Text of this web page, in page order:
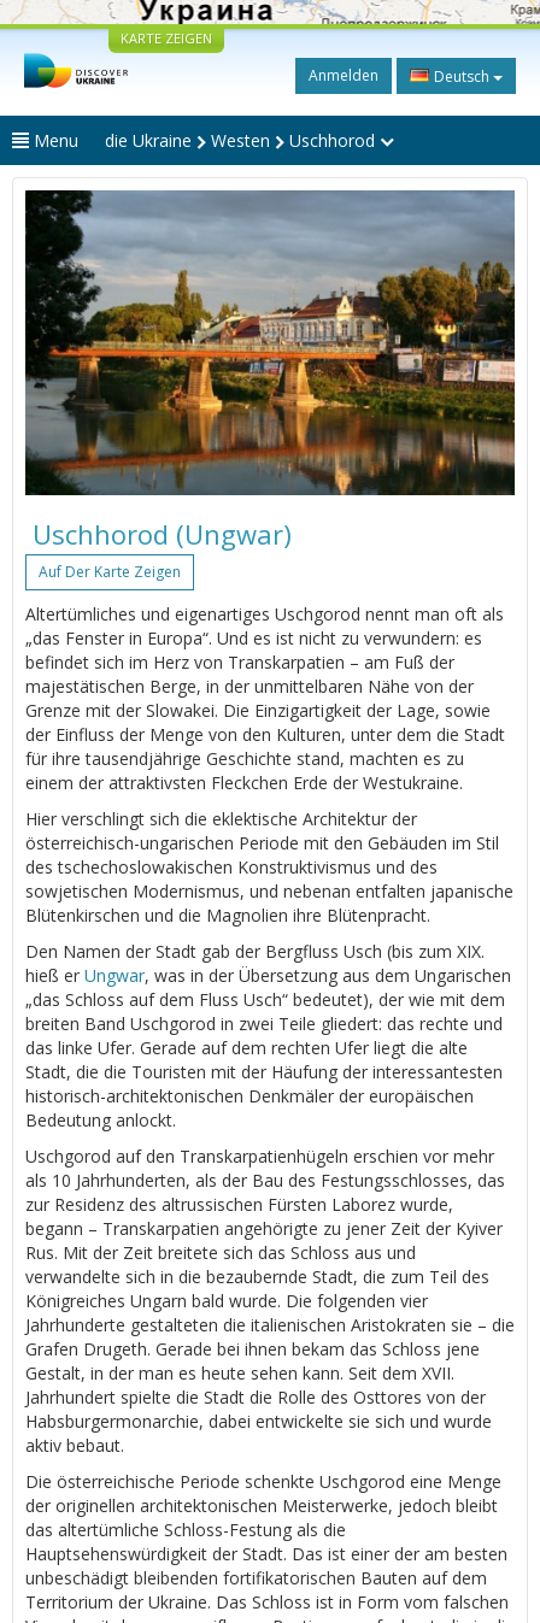
KARTE ZEIGEN
Anmelden Deutsch
Menu die Ukraine Westen Uschhorod
Uschhorod (Ungwar)
Auf Der Karte Zeigen
Altertümliches und eigenartiges Uschgorod nennt man oft als
„das Fenster in Europa“. Und es ist nicht zu verwundern: es
befindet sich im Herz von Transkarpatien – am Fuß der
majestätischen Berge, in der unmittelbaren Nähe von der
Grenze mit der Slowakei. Die Einzigartigkeit der Lage, sowie
der Einfluss der Menge von den Kulturen, unter dem die Stadt
für ihre tausendjährige Geschichte stand, machten es zu
einem der attraktivsten Fleckchen Erde der Westukraine.
Hier verschlingt sich die eklektische Architektur der
österreichisch-ungarischen Periode mit den Gebäuden im Stil
des tschechoslowakischen Konstruktivismus und des
sowjetischen Modernismus, und nebenan entfalten japanische
Blütenkirschen und die Magnolien ihre Blütenpracht.
Den Namen der Stadt gab der Bergfluss Usch (bis zum XIX.
hieß er Ungwar, was in der Übersetzung aus dem Ungarischen
„das Schloss auf dem Fluss Usch“ bedeutet), der wie mit dem
breiten Band Uschgorod in zwei Teile gliedert: das rechte und
das linke Ufer. Gerade auf dem rechten Ufer liegt die alte
Stadt, die die Touristen mit der Häufung der interessantesten
historisch-architektonischen Denkmäler der europäischen
Bedeutung anlockt.
Uschgorod auf den Transkarpatienhügeln erschien vor mehr
als 10 Jahrhunderten, als der Bau des Festungsschlosses, das
zur Residenz des altrussischen Fürsten Laborez wurde,
begann – Transkarpatien angehörigte zu jener Zeit der Kyiver
Rus. Mit der Zeit breitete sich das Schloss aus und
verwandelte sich in die bezaubernde Stadt, die zum Teil des
Königreiches Ungarn bald wurde. Die folgenden vier
Jahrhunderte gestalteten die italienischen Aristokraten sie – die
Grafen Drugeth. Gerade bei ihnen bekam das Schloss jene
Gestalt, in der man es heute sehen kann. Seit dem XVII.
Jahrhundert spielte die Stadt die Rolle des Osttores von der
Habsburgermonarchie, dabei entwickelte sie sich und wurde
aktiv bebaut.
Die österreichische Periode schenkte Uschgorod eine Menge
der originellen architektonischen Meisterwerke, jedoch bleibt
das altertümliche Schloss-Festung als die
Hauptsehenswürdigkeit der Stadt. Das ist einer der am besten
unbeschädigt bleibenden fortifikatorischen Bauten auf dem
Territorium der Ukraine. Das Schloss ist in Form vom falschen